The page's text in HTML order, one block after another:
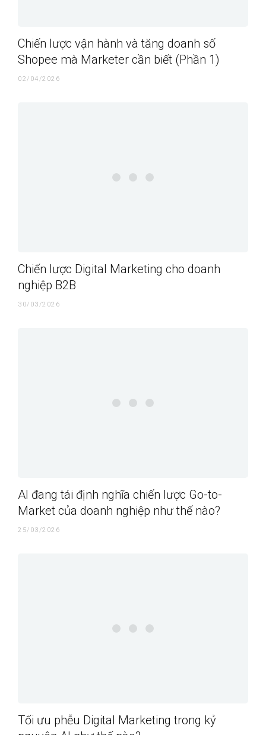
Chiến lược vận hành và tăng doanh số
Shopee mà Marketer cần biết (Phần 1)
02/04/2026
Chiến lược Digital Marketing cho doanh
nghiệp B2B
30/03/2026
AI đang tái định nghĩa chiến lược Go-to-
Market của doanh nghiệp như thế nào?
25/03/2026
Tối ưu phễu Digital Marketing trong kỷ